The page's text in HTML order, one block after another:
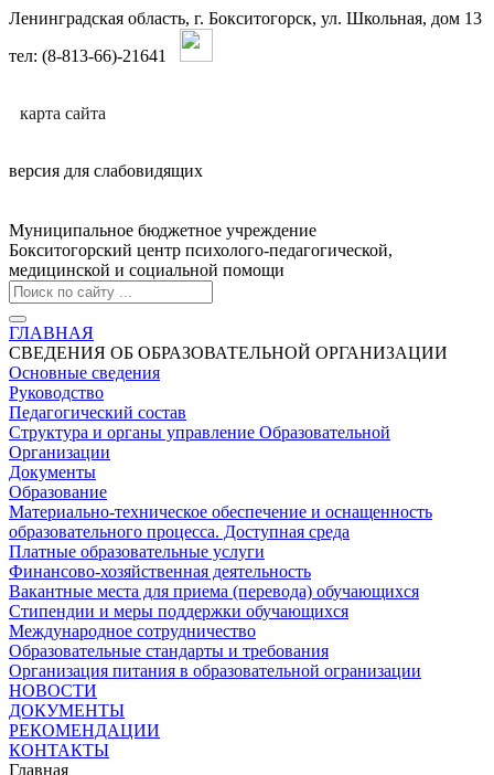
Ленинградская область, г. Бокситогорск, ул. Школьная, дом 13
тел: (8-813-66)-21641
карта сайтa
версия для слабовидящих
Муниципальное бюджетное учреждение
Бокситогорский центр психолого-педагогической,
медицинской и социальной помощи
ГЛАВНАЯ
СВЕДЕНИЯ ОБ ОБРАЗОВАТЕЛЬНОЙ ОРГАНИЗАЦИИ
Основные сведения
Руководство
Педагогический состав
Структура и органы управление Образовательной
Организации
Документы
Образование
Материально-техническое обеспечение и оснащенность
образовательного процесса. Доступная среда
Платные образовательные услуги
Финансово-хозяйственная деятельность
Вакантные места для приема (перевода) обучающихся
Стипендии и меры поддержки обучающихся
Международное сотрудничество
Образовательные стандарты и требования
Организация питания в образовательной огранизации
НОВОСТИ
ДОКУМЕНТЫ
РЕКОМЕНДАЦИИ
КОНТАКТЫ
Главная